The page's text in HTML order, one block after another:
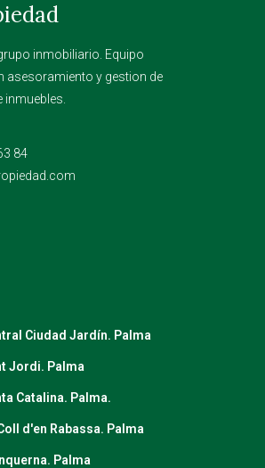
inmobiliario. Equipo
asesoramiento y gestion de
84
Ciudad Jardín. Palma
Jordi. Palma
Catalina. Palma.
d'en Rabassa. Palma
Palma